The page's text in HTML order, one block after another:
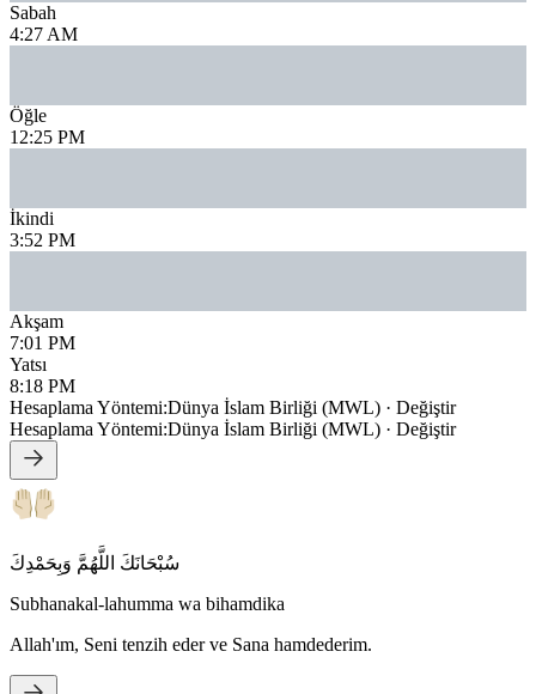
Sabah
4:27 AM
Öğle
12:25 PM
İkindi
3:52 PM
Akşam
7:01 PM
Yatsı
8:18 PM
Hesaplama Yöntemi:Dünya İslam Birliği (MWL) · Değiştir
Hesaplama Yöntemi:Dünya İslam Birliği (MWL) · Değiştir
سُبْحَانَكَ اللَّهُمَّ وَبِحَمْدِكَ
Subhanakal-lahumma wa bihamdika
Allah'ım, Seni tenzih eder ve Sana hamdederim.